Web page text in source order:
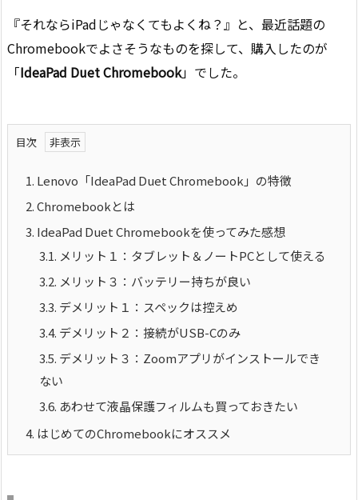
『それならiPadじゃなくてもよくね？』と、最近話題の
Chromebookでよさそうなものを探して、購入したのが
「IdeaPad Duet Chromebook」でした。
目次
1. Lenovo「IdeaPad Duet Chromebook」の特徴
2.Chromebookとは
3. IdeaPad Duet Chromebookを使ってみた感想
3.1. メリット１：タブレット＆ノートPCとして使える
3.2. メリット３：バッテリー持ちが良い
3.3. デメリット１：スペックは控えめ
3.4. デメリット２：接続がUSB-Cのみ
3.5. デメリット３：Zoomアプリがインストールでき
ない
3.6. あわせて液晶保護フィルムも買っておきたい
4. はじめてのChromebookにオススメ